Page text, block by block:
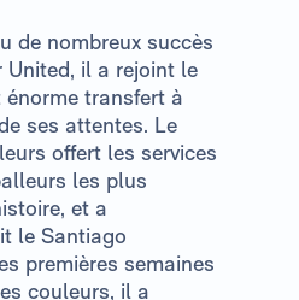
de nombreux succès
United, il a rejoint le
transfert à
ses attentes. Le
offert les services
les plus
et a
le Santiago
premières semaines
couleurs, il a